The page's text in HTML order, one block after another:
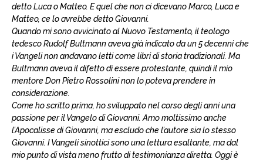
detto Luca o Matteo. E quel che non ci dicevano Marco, Luca e
Matteo, ce lo avrebbe detto Giovanni.
Quando mi sono avvicinato al Nuovo Testamento, il teologo
tedesco Rudolf Bultmann aveva già indicato da un 5 decenni che
i Vangeli non andavano letti come libri di storia tradizionali. Ma
Bultmann aveva il difetto di essere protestante, quindi il mio
mentore Don Pietro Rossolini non lo poteva prendere in
considerazione.
Come ho scritto prima, ho sviluppato nel corso degli anni una
passione per il Vangelo di Giovanni. Amo moltissimo anche
l’Apocalisse di Giovanni, ma escludo che l’autore sia lo stesso
Giovanni. I Vangeli sinottici sono una lettura esaltante, ma dal
mio punto di vista meno frutto di testimonianza diretta. Oggi è